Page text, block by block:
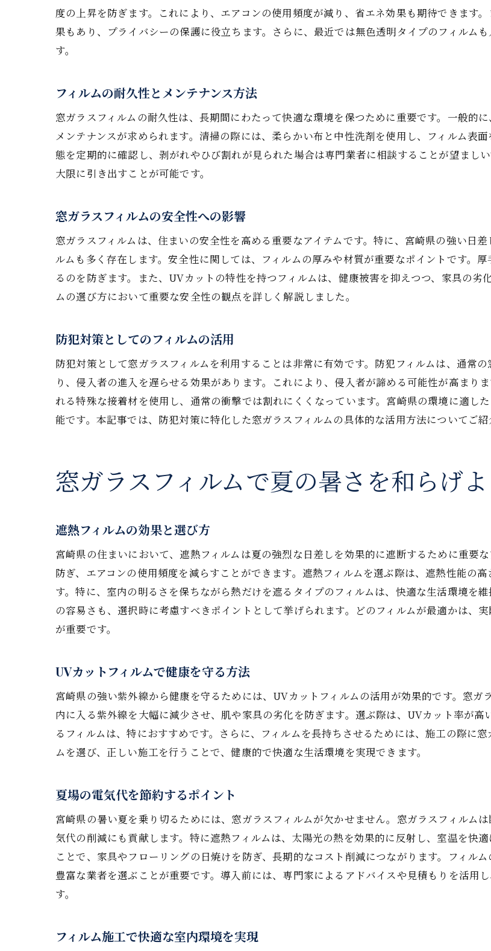
成功事例から学ぶ施工のポイント
宮崎県の気候に最適な窓ガラスフィルム選び方
地域特性を考慮したフィルム選び
フィルム選びで失敗しないためのチェック
宮崎県でのフィルム利用者の声
窓ガラスフィルムで宮崎県の居住環境を快適に
快適性を向上させるフィルムの選び方
フィルム施工後の満足度向上のコツ
防犯フィルムの利点と活用法
フィルムで省エネを実現する方法
宮崎県での窓ガラスフィルムの選び方と効果的
活用法で知るフィルムの多様な効果
長所を活用し住まいにフィルムを取り入れ
窓ガラスフィルムの安全性と快適性宮崎県での
安全性を重視したフィルム選び
快適性を向上させるフィルムの利点
フィルムの安全性を高める使用法
度の上昇を防ぎます。これにより、エアコンの使用頻度が減り、省エネ効果も期待できます
果もあり、プライバシーの保護に役立ちます。さらに、最近では無色透明タイプのフィルム
す。
フィルムの耐久性とメンテナンス方法
窓ガラスフィルムの耐久性は、長期間にわたって快適な環境を保つために重要です。一般的
メンテナンスが求められます。清掃の際には、柔らかい布と中性洗剤を使用し、フィルム表
態を定期的に確認し、剥がれやひび割れが見られた場合は専門業者に相談することが望まし
大限に引き出すことが可能です。
窓ガラスフィルムの安全性への影響
窓ガラスフィルムは、住まいの安全性を高める重要なアイテムです。特に、宮崎県の強い日
ルムも多く存在します。安全性に関しては、フィルムの厚みや材質が重要なポイントです。
るのを防ぎます。また、UVカットの特性を持つフィルムは、健康被害を抑えつつ、家具の
ムの選び方において重要な安全性の観点を詳しく解説しました。
防犯対策としてのフィルムの活用
防犯対策として窓ガラスフィルムを利用することは非常に有効です。防犯フィルムは、通常
り、侵入者の進入を遅らせる効果があります。これにより、侵入者が諦める可能性が高まり
れる特殊な接着材を使用し、通常の衝撃では割れにくくなっています。宮崎県の環境に適し
能です。本記事では、防犯対策に特化した窓ガラスフィルムの具体的な活用方法についてご紹
窓ガラスフィルムで夏の暑さを和らげ
遮熱フィルムの効果と選び方
宮崎県の住まいにおいて、遮熱フィルムは夏の強烈な日差しを効果的に遮断するために重要
防ぎ、エアコンの使用頻度を減らすことができます。遮熱フィルムを選ぶ際は、遮熱性能の
す。特に、室内の明るさを保ちながら熱だけを遮るタイプのフィルムは、快適な生活環境を
の容易さも、選択時に考慮すべきポイントとして挙げられます。どのフィルムが最適かは、
が重要です。
UVカットフィルムで健康を守る方法
宮崎県の強い紫外線から健康を守るためには、UVカットフィルムの活用が効果的です。窓
内に入る紫外線を大幅に減少させ、肌や家具の劣化を防ぎます。選ぶ際は、UVカット率が
るフィルムは、特におすすめです。さらに、フィルムを長持ちさせるためには、施工の際に
ムを選び、正しい施工を行うことで、健康的で快適な生活環境を実現できます。
夏場の電気代を節約するポイント
宮崎県の暑い夏を乗り切るためには、窓ガラスフィルムが欠かせません。窓ガラスフィルム
気代の削減にも貢献します。特に遮熱フィルムは、太陽光の熱を効果的に反射し、室温を快
ことで、家具やフローリングの日焼けを防ぎ、長期的なコスト削減につながります。フィル
豊富な業者を選ぶことが重要です。導入前には、専門家によるアドバイスや見積もりを活用
す。
フィルム施工で快適な室内環境を実現